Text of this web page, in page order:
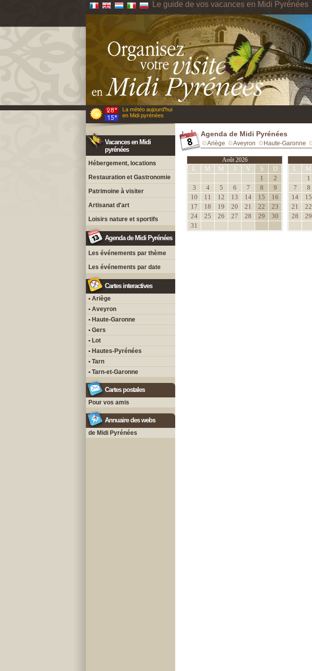
Le guide de vos vacances en Midi Pyrénées
La météo aujourd'hui
en Midi pyrénées
Vacances en Midi
pyrénées
Hébergement, locations
Restauration et Gastronomie
Patrimoine à visiter
Artisanat d'art
Loisirs nature et sportifs
Agenda de Midi Pyrénées
Les événements par thème
Les événements par date
Cartes interactives
• Ariège
• Aveyron
• Haute-Garonne
• Gers
• Lot
• Hautes-Pyrénées
• Tarn
• Tarn-et-Garonne
Cartes postales
Pour vos amis
Annuaire des webs
de Midi Pyrénées
Agenda de Midi Pyrénées
Ariège Aveyron Haute-Garonne
Août 2026
L M M J V S
D
1
2
3
4 5 6 7 8
9
10
11 12 13 14 15
16
17
18 19 20 21 22
23
24
25 26 27 28 29
30
31
L M
1
7
8
14
15
21
22
28
29